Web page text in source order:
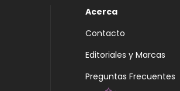
Acerca
Contacto
Editoriales y Marcas
Preguntas Frecuentes